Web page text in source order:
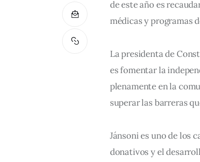
de este año es
médicas y programas
La presidenta de
es fomentar la
plenamente en la
superar las barreras
Jánsoni es uno de los
donativos y el